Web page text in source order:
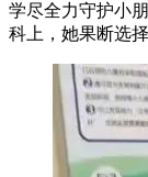
学尽全力守护小
科上，她果断选